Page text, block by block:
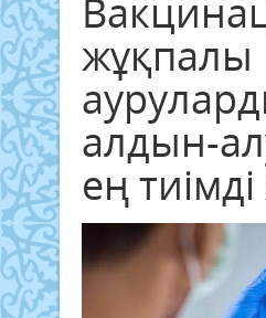
жұқпалы
алдын-
ең